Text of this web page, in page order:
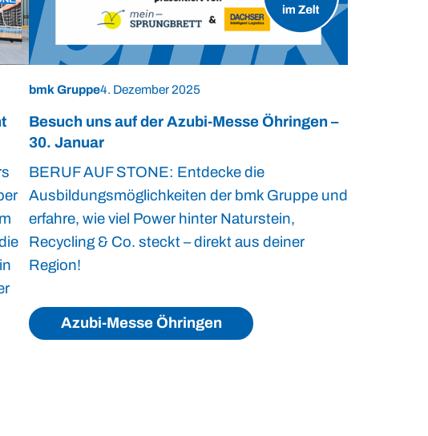
bmk Gruppe4. Dezember 2025
Besuch uns auf der Azubi-Messe Öhringen –
30. Januar
BERUF AUF STONE: Entdecke die
Ausbildungsmöglichkeiten der bmk Gruppe und
erfahre, wie viel Power hinter Naturstein,
Recycling & Co. steckt – direkt aus deiner
Region!
Azubi-Messe Öhringen